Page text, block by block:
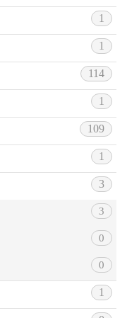
1
1
114
1
109
1
3
3
0
0
1